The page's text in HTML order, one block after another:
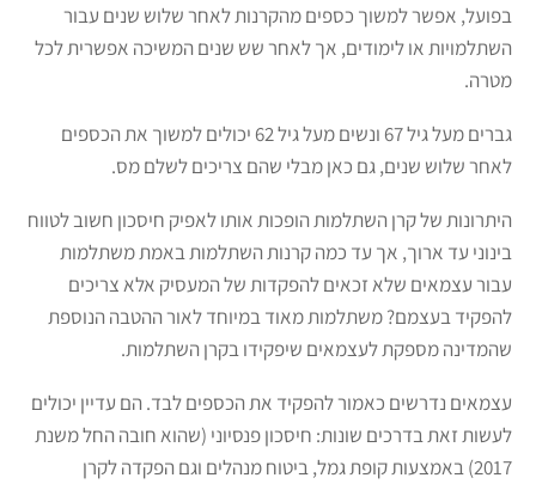
בפועל, אפשר למשוך כספים מהקרנות לאחר שלוש שנים עבור
השתלמויות או לימודים, אך לאחר שש שנים המשיכה אפשרית לכל
מטרה.
גברים מעל גיל 67 ונשים מעל גיל 62 יכולים למשוך את הכספים
לאחר שלוש שנים, גם כאן מבלי שהם צריכים לשלם מס.
היתרונות של קרן השתלמות הופכות אותו לאפיק חיסכון חשוב לטווח
בינוני עד ארוך, אך עד כמה קרנות השתלמות באמת משתלמות
עבור עצמאים שלא זכאים להפקדות של המעסיק אלא צריכים
להפקיד בעצמם? משתלמות מאוד במיוחד לאור ההטבה הנוספת
שהמדינה מספקת לעצמאים שיפקידו בקרן השתלמות.
עצמאים נדרשים כאמור להפקיד את הכספים לבד. הם עדיין יכולים
לעשות זאת בדרכים שונות: חיסכון פנסיוני (שהוא חובה החל משנת
2017) באמצעות קופת גמל, ביטוח מנהלים וגם הפקדה לקרן